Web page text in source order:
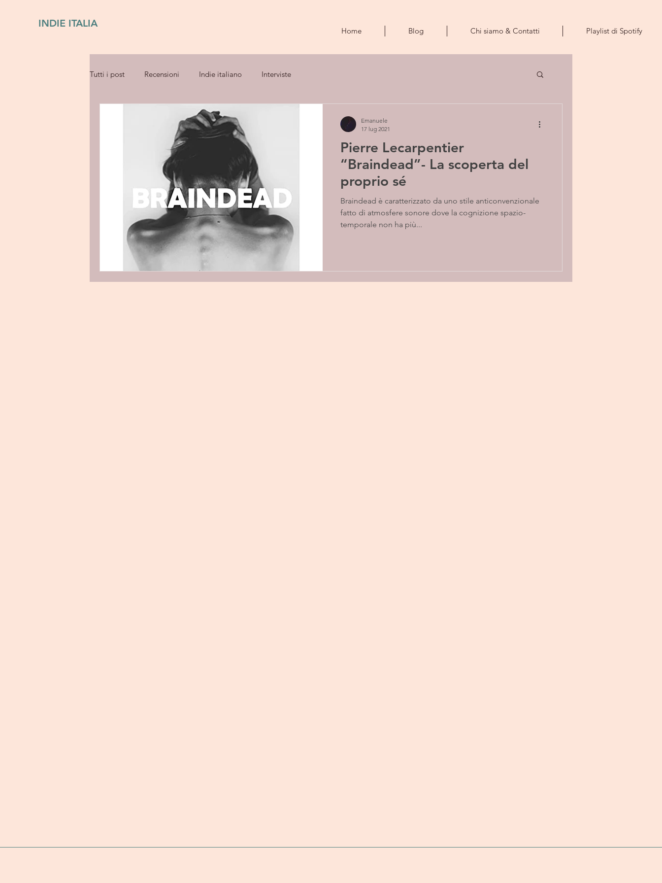
INDIE ITALIA
Home Blog Chi siamo & Contatti Playlist di Spotify
Tutti i post Recensioni Indie italiano Interviste
Pierre Lecarpentier
“Braindead”- La scoperta del
proprio sé
Braindead è caratterizzato da uno stile anticonvenzionale
fatto di atmosfere sonore dove la cognizione spazio-
temporale non ha più...
Emanuele
17 lug 2021